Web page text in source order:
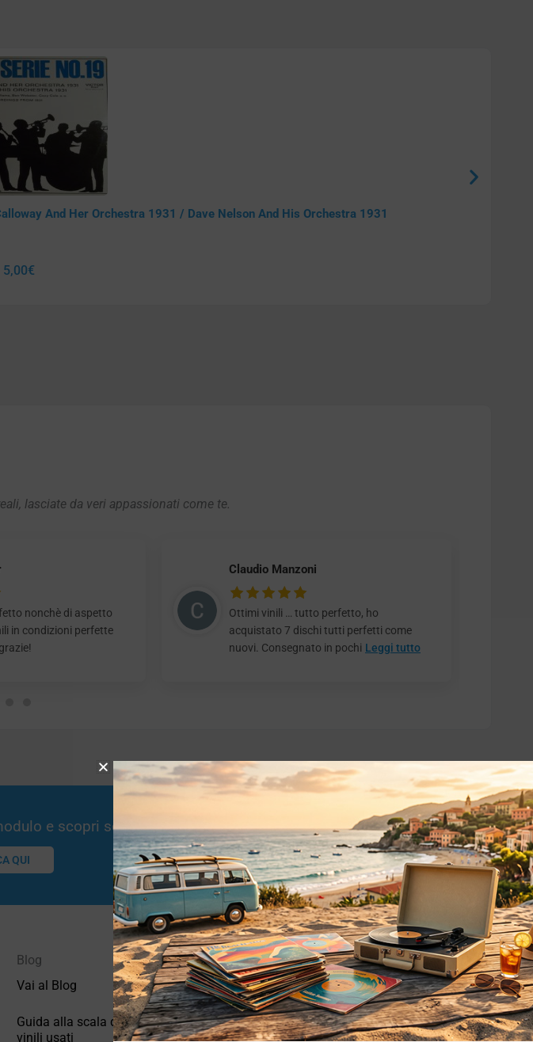
And Her Orchestra 1931 / Dave Nelson And His Orchestra 1931
5,00€
lasciate da veri appassionati come te.
nonchè di aspetto
in condizioni perfette
Claudio Manzoni
Ottimi vinili … tutto perfetto, ho
acquistato 7 dischi tutti perfetti come
nuovi. Consegnato in pochi Leggi tutto
e scopri se potremmo essere interessati!
QUI
Blog
Vai al Blog
Guida alla scala di valutazione dei
vinili usati
Privacy
Privacy Policy
Cookie Policy (UE)